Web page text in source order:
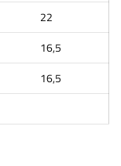
22
16,5
16,5